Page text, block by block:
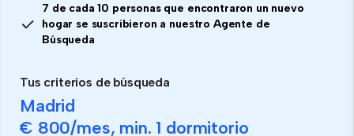
7 de cada 10 personas que encontraron un nuevo
hogar se suscribieron a nuestro Agente de
Búsqueda
Tus criterios de búsqueda
Madrid
€ 800/mes, min. 1 dormitorio